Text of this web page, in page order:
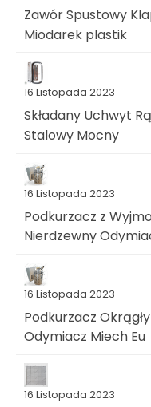
Zawór Spustowy
Miodarek plastik
16 Listopada 2023
Składany Uchwyt
Stalowy Mocny
16 Listopada 2023
Podkurzacz z
Nierdzewny
16 Listopada 2023
Podkurzacz
Odymiacz Miech Eu
16 Listopada 2023